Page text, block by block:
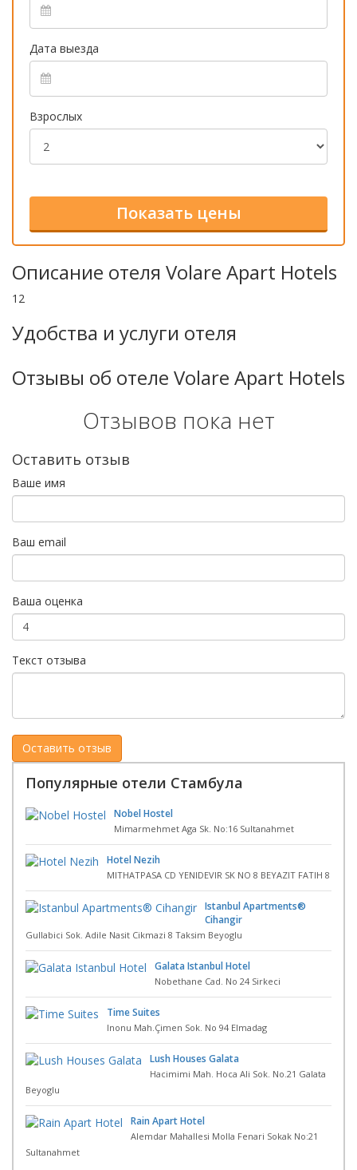
Дата выезда
Взрослых
Описание отеля Volare Apart Hotels
12
Удобства и услуги отеля
Отзывы об отеле Volare Apart Hotels
Отзывов пока нет
Оставить отзыв
Ваше имя
Ваш email
Ваша оценка
Текст отзыва
Популярные отели Стамбула
Nobel Hostel
Mimarmehmet Aga Sk. No:16 Sultanahmet
Hotel Nezih
MITHATPASA CD YENIDEVIR SK NO 8 BEYAZIT FATIH 8
Istanbul Apartments®
Cihangir
Gullabici Sok. Adile Nasit Cikmazi 8 Taksim Beyoglu
Galata Istanbul Hotel
Nobethane Cad. No 24 Sirkeci
Time Suites
Inonu Mah.Çimen Sok. No 94 Elmadag
Lush Houses Galata
Hacimimi Mah. Hoca Ali Sok. No.21 Galata
Beyoglu
Rain Apart Hotel
Alemdar Mahallesi Molla Fenari Sokak No:21
Sultanahmet